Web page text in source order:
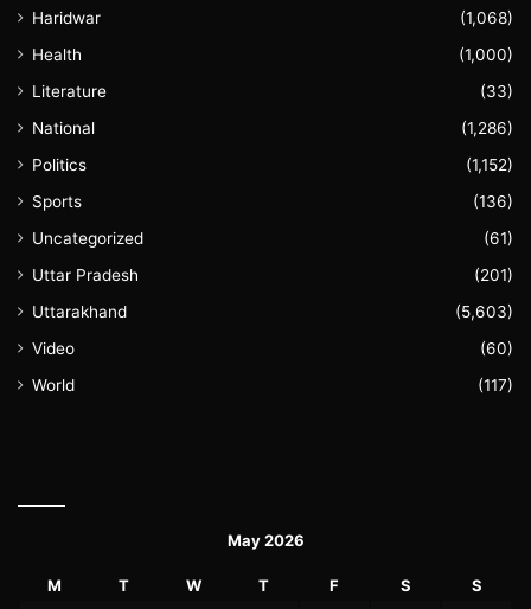
Haridwar
(1,068)
Health
(1,000)
Literature
(33)
National
(1,286)
Politics
(1,152)
Sports
(136)
Uncategorized
(61)
Uttar Pradesh
(201)
Uttarakhand
(5,603)
Video
(60)
World
(117)
May 2026
M T W T F S S